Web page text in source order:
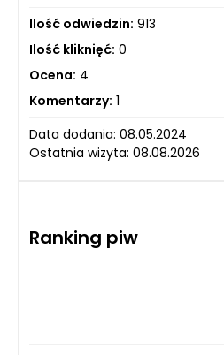
Ilość odwiedzin: 913
Ilość kliknięć: 0
Ocena: 4
Komentarzy: 1
Data dodania: 08.05.2024
Ostatnia wizyta: 08.08.2026
Ranking piw